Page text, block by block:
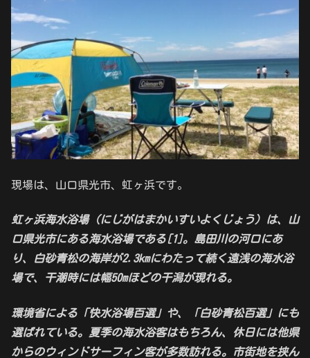
現場は、山口県光市、虹ヶ浜です。
虹ヶ浜海水浴場（にじがはまかいすいよくじょう）は、山
口県光市にある海水浴場である[1]。島田川の河口にあ
り、白砂青松の海岸が2.3kmにわたって続く遠浅の海水浴
場で、干潮時には幅50mほどの干潟が現れる。
環境省による「快水浴場百選」や、「白砂青松百選」にも
選ばれている。夏季の海水浴客はもちろん、休日には他県
からのウィンドサーフィン客が多数訪れる。市街地を挟ん